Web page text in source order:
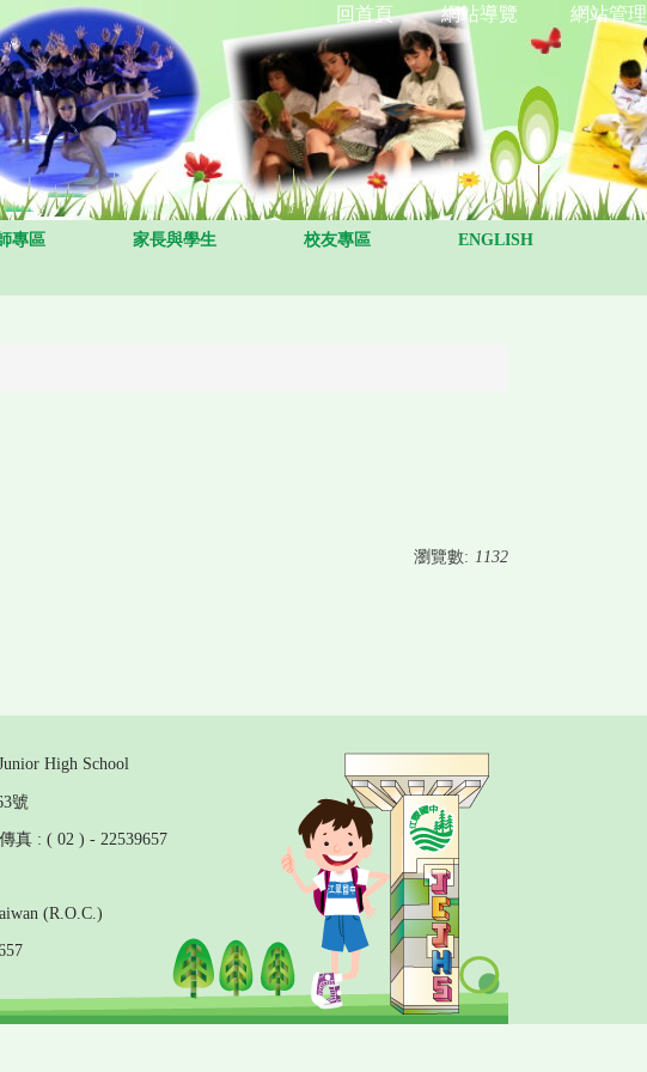
回首頁 網站導覽 網站管理
專區 家長與學生 校友專區 ENGLISH
瀏覽數: 1132
High School
號
: ( 02 ) - 22539657
(R.O.C.)